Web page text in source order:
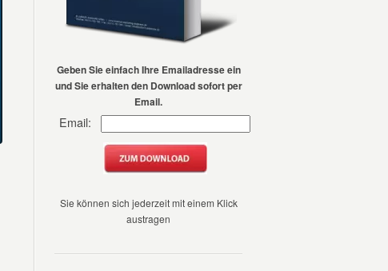
Geben Sie einfach Ihre Emailadresse ein
und Sie erhalten den Download sofort per
Email.
Email:
Sie können sich jederzeit mit einem Klick
austragen